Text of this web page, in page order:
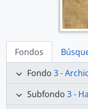
Fondos
Fondo 3 -
Subfondo 3 -